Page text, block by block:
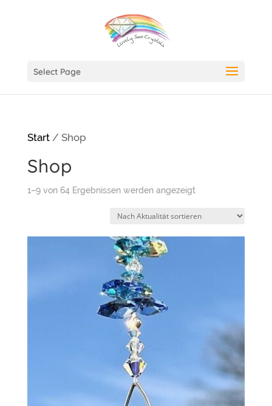
Select Page
Start/ Shop
Shop
1–9 von 64 Ergebnissen werden angezeigtNach